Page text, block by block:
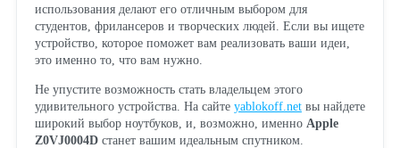
использования делают его отличным выбором для
студентов, фрилансеров и творческих людей. Если вы ищете
устройство, которое поможет вам реализовать ваши идеи,
это именно то, что вам нужно.
Не упустите возможность стать владельцем этого
удивительного устройства. На сайте yablokoff.netвы найдете
широкий выбор ноутбуков, и, возможно, именно Apple
Z0VJ0004Dстанет вашим идеальным спутником.